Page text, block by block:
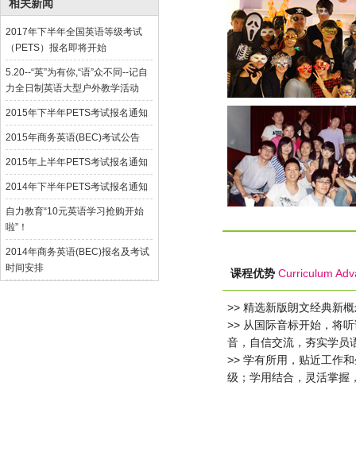
相关新闻
2017年下半年全国英语等级考试
（PETS）报名即将开始
5.20--“英”为有你,“语”众不同--记自
力全日制英语大型户外教学活动
2015年下半年PETS考试报名通知
2015年商务英语(BEC)考试公告
2015年上半年PETS考试报名通知
2014年下半年PETS考试报名通知
自力教育“10元英语学习抢购开始
啦”！
2014年商务英语(BEC)报名及考试
时间安排
课程优势 Curriculum
>> 精选新版朗文经典新
>> 从国际音标开始，将
音，自信交流，夯实学员
>> 学有所用，贴近工作
级；学用结合，灵活掌握